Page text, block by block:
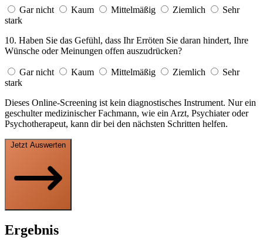
Gar nicht Kaum Mittelmäßig Ziemlich
Sehr
stark
Dieses Online-Screening ist kein diagnostisches Instrument. Nur ein
geschulter medizinischer Fachmann, wie ein Arzt, Psychiater oder
Psychotherapeut, kann dir bei den nächsten Schritten helfen.
Ergebnis
36-50